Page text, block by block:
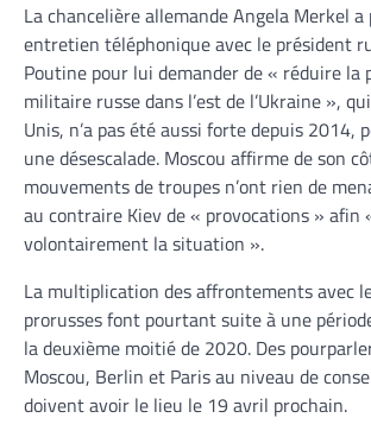
La chancelière allemande Angela Merkel a
entretien téléphonique avec le président
Poutine pour lui demander de « réduire la
militaire russe dans l’est de l’Ukraine »,
Unis, n’a pas été aussi forte depuis 2014,
une désescalade. Moscou affirme de son
mouvements de troupes n’ont rien de
au contraire Kiev de « provocations » afin
volontairement la situation ».
La multiplication des affrontements avec
prorusses font pourtant suite à une
la deuxième moitié de 2020. Des
Moscou, Berlin et Paris au niveau de
doivent avoir le lieu le 19 avril prochain.